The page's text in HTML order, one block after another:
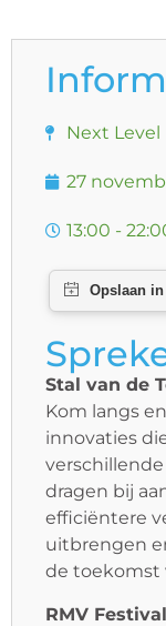
Next Level
27
13:00 -
Stal van de
Kom langs
innovaties
dragen bij
efficiëntere
uitbrengen
de toekomst
RMV Festival